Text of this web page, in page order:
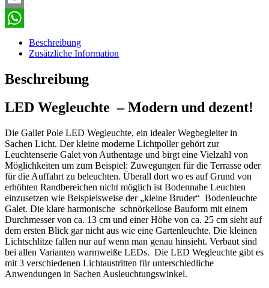
Email
WhatsApp
Beschreibung
Zusätzliche Information
Beschreibung
LED Wegleuchte – Modern und dezent!
Die Gallet Pole LED Wegleuchte, ein idealer Wegbegleiter in
Sachen Licht. Der kleine moderne Lichtpoller gehört zur
Leuchtenserie Galet von Authentage und birgt eine Vielzahl von
Möglichkeiten um zum Beispiel: Zuwegungen für die Terrasse oder
für die Auffahrt zu beleuchten. Überall dort wo es auf Grund von
erhöhten Randbereichen nicht möglich ist Bodennahe Leuchten
einzusetzen wie Beispielsweise der „kleine Bruder“ Bodenleuchte
Galet. Die klare harmonische schnörkellose Bauform mit einem
Durchmesser von ca. 13 cm und einer Höhe von ca. 25 cm sieht auf
dem ersten Blick gar nicht aus wie eine Gartenleuchte. Die kleinen
Lichtschlitze fallen nur auf wenn man genau hinsieht. Verbaut sind
bei allen Varianten warmweiße LEDs. Die LED Wegleuchte gibt es
mit 3 verschiedenen Lichtaustritten für unterschiedliche
Anwendungen in Sachen Ausleuchtungswinkel.